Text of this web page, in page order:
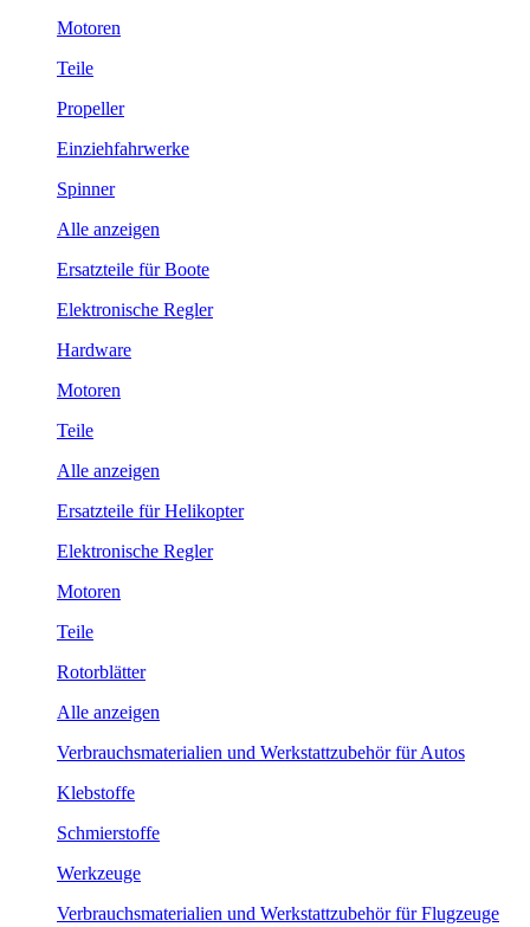
Motoren
Teile
Propeller
Einziehfahrwerke
Spinner
Alle anzeigen
Ersatzteile für Boote
Elektronische Regler
Hardware
Motoren
Teile
Alle anzeigen
Ersatzteile für Helikopter
Elektronische Regler
Motoren
Teile
Rotorblätter
Alle anzeigen
Verbrauchsmaterialien und Werkstattzubehör für Autos
Klebstoffe
Schmierstoffe
Werkzeuge
Verbrauchsmaterialien und Werkstattzubehör für Flugzeuge